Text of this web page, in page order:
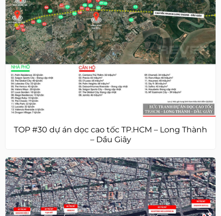
TOP #30 dự án dọc cao tốc TP.HCM – Long Thành
– Dầu Giây